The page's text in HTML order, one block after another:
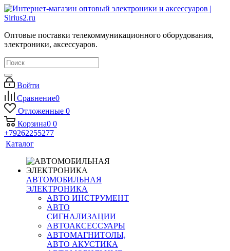
Оптовые поставки телекоммуникационного оборудования,
электроники, аксессуаров.
Войти
Сравнение0
Отложенные 0
Корзина0 0
+79262255277
Каталог
АВТОМОБИЛЬНАЯ
ЭЛЕКТРОНИКА
АВТО ИНСТРУМЕНТ
АВТО
СИГНАЛИЗАЦИИ
АВТОАКСЕССУАРЫ
АВТОМАГНИТОЛЫ,
АВТО АКУСТИКА